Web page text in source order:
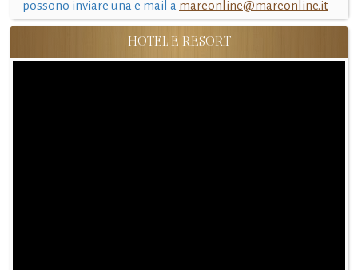
possono inviare una e mail a mareonline@mareonline.it
HOTEL E RESORT